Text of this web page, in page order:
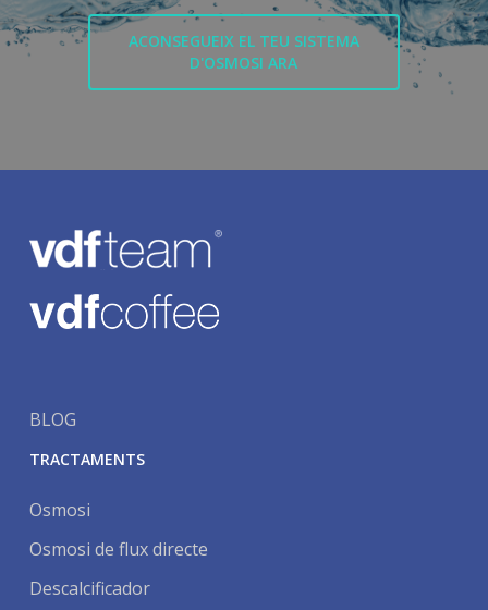
ACONSEGUEIX EL TEU SISTEMA
D'OSMOSI ARA
BLOG
TRACTAMENTS
Osmosi
Osmosi de flux directe
Descalcificador